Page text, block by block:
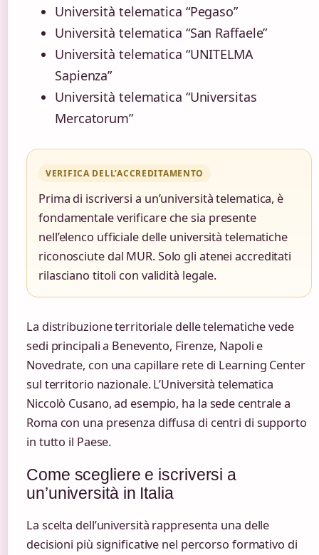
Università telematica “Pegaso”
Università telematica “San Raffaele”
Università telematica “UNITELMA
Sapienza”
Università telematica “Universitas
Mercatorum”
VERIFICA DELL’ACCREDITAMENTO
Prima di iscriversi a un’università telematica, è
fondamentale verificare che sia presente
nell’elenco ufficiale delle università telematiche
riconosciute dal MUR. Solo gli atenei accreditati
rilasciano titoli con validità legale.
La distribuzione territoriale delle telematiche vede
sedi principali a Benevento, Firenze, Napoli e
Novedrate, con una capillare rete di Learning Center
sul territorio nazionale. L’Università telematica
Niccolò Cusano, ad esempio, ha la sede centrale a
Roma con una presenza diffusa di centri di supporto
in tutto il Paese.
Come scegliere e iscriversi a
un’università in Italia
La scelta dell’università rappresenta una delle
decisioni più significative nel percorso formativo di